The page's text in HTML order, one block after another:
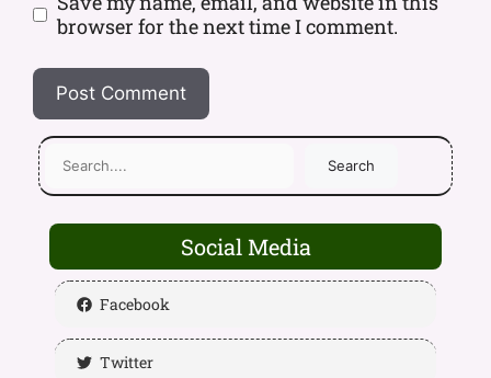
browser for the next time I comment.
Search
Social Media
Facebook
Twitter